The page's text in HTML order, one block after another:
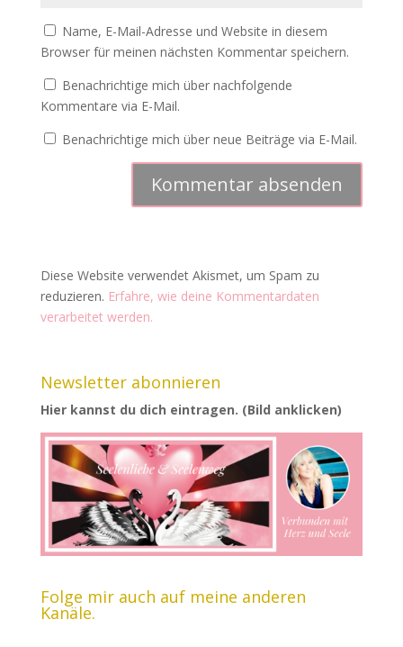
Name, E-Mail-Adresse und Website in diesem
Browser für meinen nächsten Kommentar speichern.
Benachrichtige mich über nachfolgende
Kommentare via E-Mail.
Benachrichtige mich über neue Beiträge via E-Mail.
Diese Website verwendet Akismet, um Spam zu
reduzieren. Erfahre, wie deine Kommentardaten
verarbeitet werden.
Newsletter abonnieren
Hier kannst du dich eintragen. (Bild anklicken)
Folge mir auch auf meine anderen
Kanäle.